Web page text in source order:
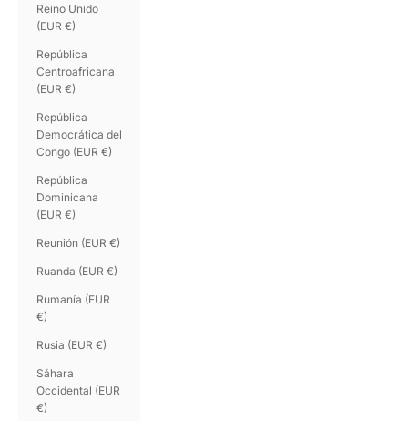
Reino Unido
(EUR €)
República
Centroafricana
(EUR €)
República
Democrática del
Congo (EUR €)
República
Dominicana
(EUR €)
Reunión (EUR €)
Ruanda (EUR €)
Rumanía (EUR
€)
Rusia (EUR €)
Sáhara
Occidental (EUR
€)